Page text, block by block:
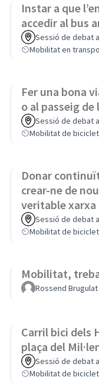
Instar a que
accedir al bus
Sessió de debat
Mobilitat en
Fer una bona
o al passeig
Sessió de debat
Mobilitat de
Donar
crear-ne de
veritable xarxa
Sessió de debat
Mobilitat de
Mobilitat,
Rossend
Carril bici dels
plaça del
Sessió de debat
Mobilitat de